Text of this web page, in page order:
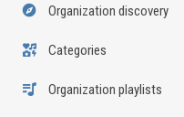
Organization discovery
Categories
Organization playlists